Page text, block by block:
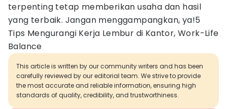
terpenting tetap memberikan usaha dan hasil
yang terbaik. Jangan menggampangkan, ya!5
Tips Mengurangi Kerja Lembur di Kantor, Work-Life
Balance
This article is written by our community writers and has been
carefully reviewed by our editorial team. We strive to provide
the most accurate and reliable information, ensuring high
standards of quality, credibility, and trustworthiness.